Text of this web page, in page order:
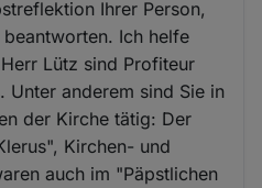
Ihrer Person,
Ich helfe
Lütz sind Profiteur
Unter anderem sind Sie in
der Kirche tätig: Der
Kirchen- und
auch im "Päpstlichen